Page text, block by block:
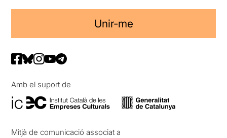
Unir-me
Amb el suport de
Mitjà de comunicació associat a